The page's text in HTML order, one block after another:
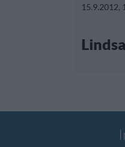
15.9.2012,